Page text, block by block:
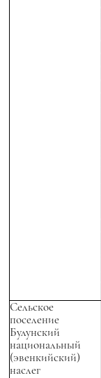
Сельское
поселение
Булунский
национальный
(эвенкийский)
наслег